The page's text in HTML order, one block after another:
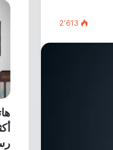
2٬613